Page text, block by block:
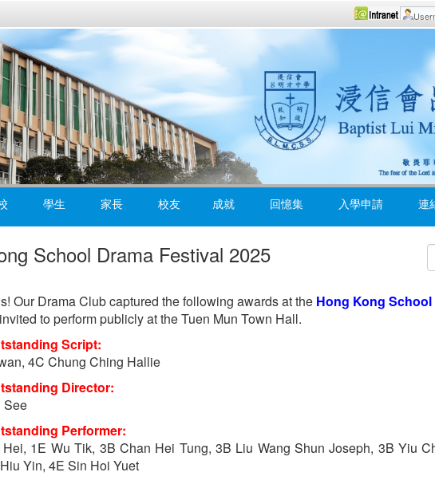
學生 家長 校友 成就 回憶集 入學申請 連
School Drama Festival 2025
Our Drama Club captured the following awards at the Hong Kong
to perform publicly at the Tuen Mun Town Hall.
Script:
4C Chung Ching Hallie
Director:
See
Performer:
1E Wu Tik, 3B Chan Hei Tung, 3B Liu Wang Shun Joseph, 3B Yiu
Yin, 4E Sin Hoi Yuet